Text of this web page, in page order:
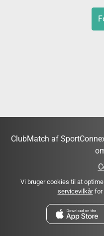
ClubMatch af
Vi bruger cookies til at
servicevilkårfor